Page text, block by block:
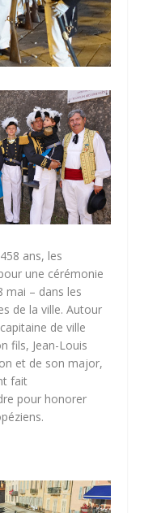
ans, les
une cérémonie
mai – dans les
de la ville. Autour
de ville
fils, Jean-Louis
et de son major,
fait
pour honorer